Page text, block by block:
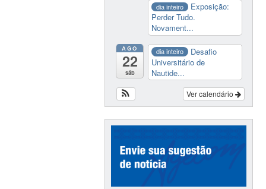
dia inteiro
Exposição:
Perder Tudo.
Novament...
AGO
22
sáb
dia inteiro
Desafio
Universitário de
Nautide...
Ver calendário